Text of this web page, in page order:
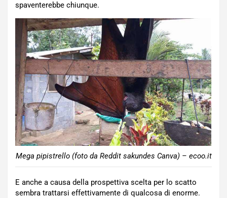
spaventerebbe chiunque.
Mega pipistrello (foto da Reddit sakundes Canva) – ecoo.it
E anche a causa della prospettiva scelta per lo scatto
sembra trattarsi effettivamente di qualcosa di enorme.